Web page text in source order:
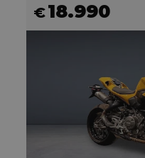
€18.990